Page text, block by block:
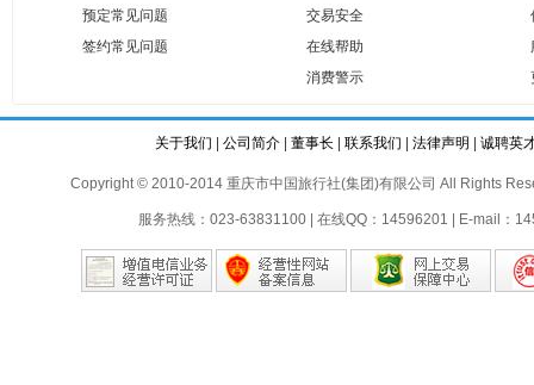
预定常见问题
签约常见问题
交易安全
在线帮助
消费警示
关于我们 公司简介 董事长 联系我们 法律声明 诚聘英
Copyright © 2010-2014 重庆市中国旅行社(集团)有限公司 All Rights
服务热线：023-63831100 | 在线QQ：14596201 | E-mail：